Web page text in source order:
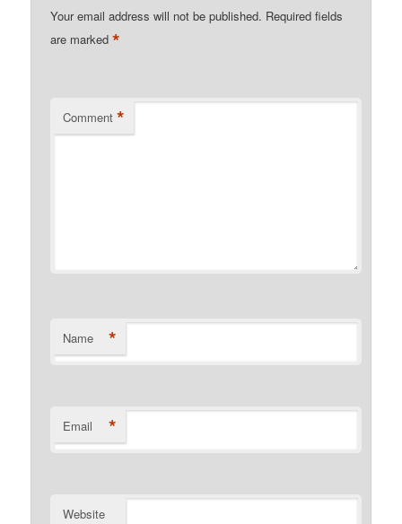
Your email address will not be published. Required fields
are marked*
Comment *
Name *
Email *
Website